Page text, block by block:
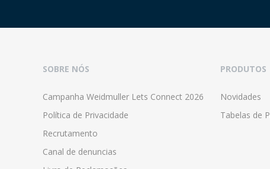
SOBRE NÓS
Campanha Weidmuller Lets Connect 2026
Política de Privacidade
Recrutamento
Canal de denuncias
PRODUTOS
Novidades
Tabelas de